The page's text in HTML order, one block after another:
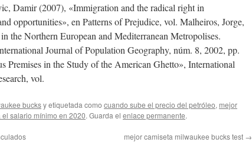
Damir (2007), «Immigration and the radical right in
opportunities», en Patterns of Prejudice, vol. Malheiros, Jorge,
the Northern European and Mediterranean Metropolises.
Journal of Population Geography, núm. 8, 2002, pp.
Premises in the Study of the American Ghetto», International
vol.
bucksy etiquetada como cuando sube el precio del petróleo, mejor
el salario mínimo en 2020. Guarda el enlace permanente.
mejor camiseta milwaukee bucks test →